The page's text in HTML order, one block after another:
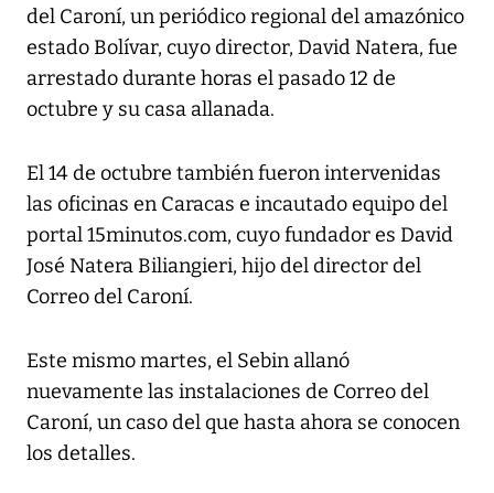
del Caroní, un periódico regional del amazónico
estado Bolívar, cuyo director, David Natera, fue
arrestado durante horas el pasado 12 de
octubre y su casa allanada.
El 14 de octubre también fueron intervenidas
las oficinas en Caracas e incautado equipo del
portal 15minutos.com, cuyo fundador es David
José Natera Biliangieri, hijo del director del
Correo del Caroní.
Este mismo martes, el Sebin allanó
nuevamente las instalaciones de Correo del
Caroní, un caso del que hasta ahora se conocen
los detalles.